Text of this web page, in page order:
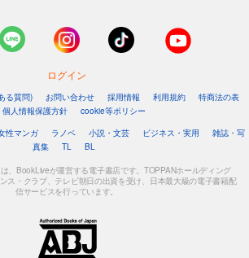
ログイン
る質問) お問い合わせ 採用情報 利用規約
特商法の表
個人情報保護方針
cookie等ポリシー
性マンガ ラノベ 小説・文芸 ビジネス・実用
雑誌・写
真集
TL BL
、BookLiveが運営する電子書店です。TOPPANホールディング
ス・クラブ、テレビ朝日の出資を受け、日本最大級の電子書籍配
信サービスを行っています。